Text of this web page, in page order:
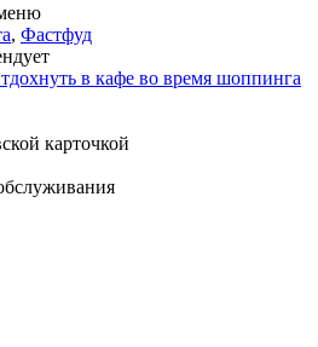
, Фастфуд
в кафе во время шоппинга
карточкой